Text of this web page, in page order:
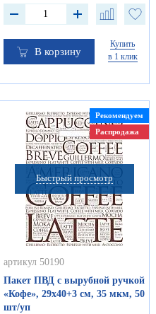
В корзину
Купить
в 1 клик
Быстрый просмотр
Рекомендуем
Распродажа
артикул 50190
Пакет ПВД с вырубной ручкой
«Кофе», 29х40+3 см, 35 мкм, 50
шт/уп